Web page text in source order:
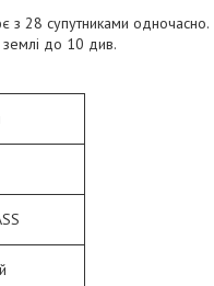
з 28 супутниками одночасно.
землі до 10 див.